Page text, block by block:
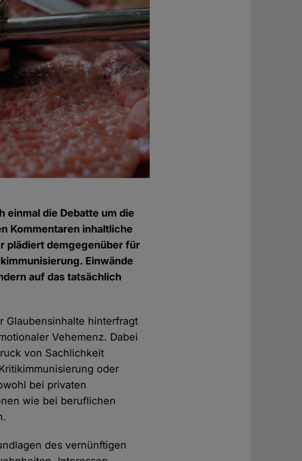
die Debatte um die
Kommentaren inhaltliche
plädiert demgegenüber für
Einwände
auf das tatsächlich
Glaubensinhalte hinterfragt
Vehemenz. Dabei
von Sachlichkeit
oder
bei privaten
wie bei beruflichen
des vernünftigen